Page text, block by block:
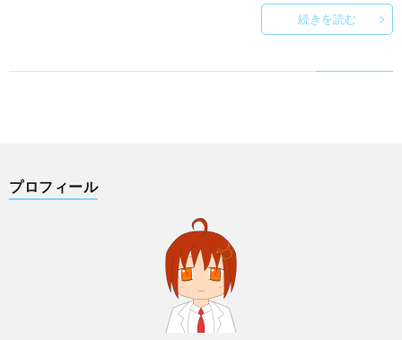
続きを読む
プロフィール